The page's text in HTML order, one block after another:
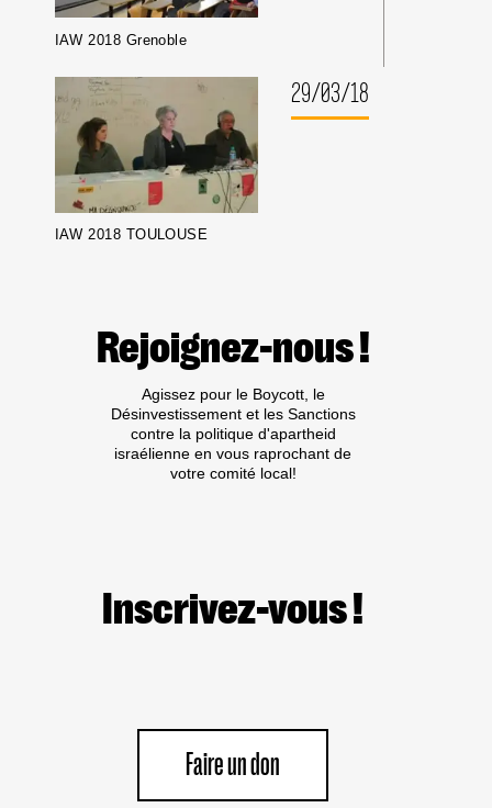
IAW 2018 Grenoble
29/03/18
IAW 2018 TOULOUSE
Rejoignez-nous !
Agissez pour le Boycott, le
Désinvestissement et les Sanctions
contre la politique d'apartheid
israélienne en vous raprochant de
votre comité local!
Inscrivez-vous !
Faire un don